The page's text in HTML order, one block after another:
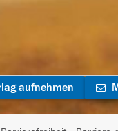
aufnehmen